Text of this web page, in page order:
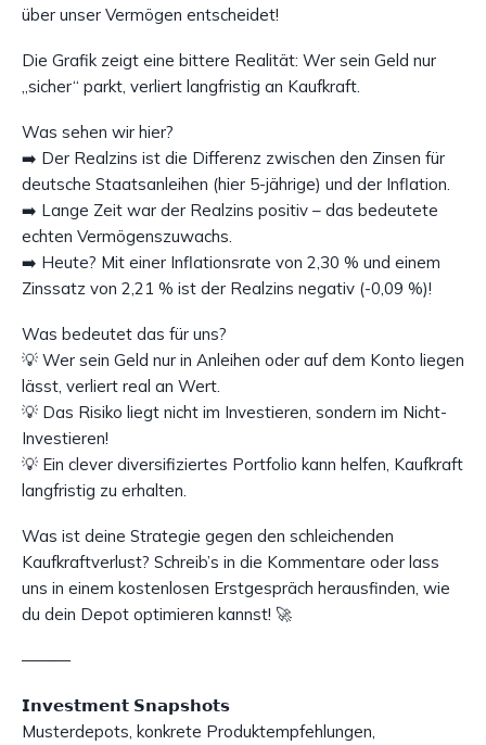
über unser Vermögen entscheidet!
Die Grafik zeigt eine bittere Realität: Wer sein Geld nur
„sicher“ parkt, verliert langfristig an Kaufkraft.
Was sehen wir hier?
➡️ Der Realzins ist die Differenz zwischen den Zinsen für
deutsche Staatsanleihen (hier 5-jährige) und der Inflation.
➡️ Lange Zeit war der Realzins positiv – das bedeutete
echten Vermögenszuwachs.
➡️ Heute? Mit einer Inflationsrate von 2,30 % und einem
Zinssatz von 2,21 % ist der Realzins negativ (-0,09 %)!
Was bedeutet das für uns?
💡 Wer sein Geld nur in Anleihen oder auf dem Konto liegen
lässt, verliert real an Wert.
💡 Das Risiko liegt nicht im Investieren, sondern im Nicht-
Investieren!
💡 Ein clever diversifiziertes Portfolio kann helfen, Kaufkraft
langfristig zu erhalten.
Was ist deine Strategie gegen den schleichenden
Kaufkraftverlust? Schreib’s in die Kommentare oder lass
uns in einem kostenlosen Erstgespräch herausfinden, wie
du dein Depot optimieren kannst! 🚀
———
𝗜𝗻𝘃𝗲𝘀𝘁𝗺𝗲𝗻𝘁 𝗦𝗻𝗮𝗽𝘀𝗵𝗼𝘁𝘀
Musterdepots, konkrete Produktempfehlungen,